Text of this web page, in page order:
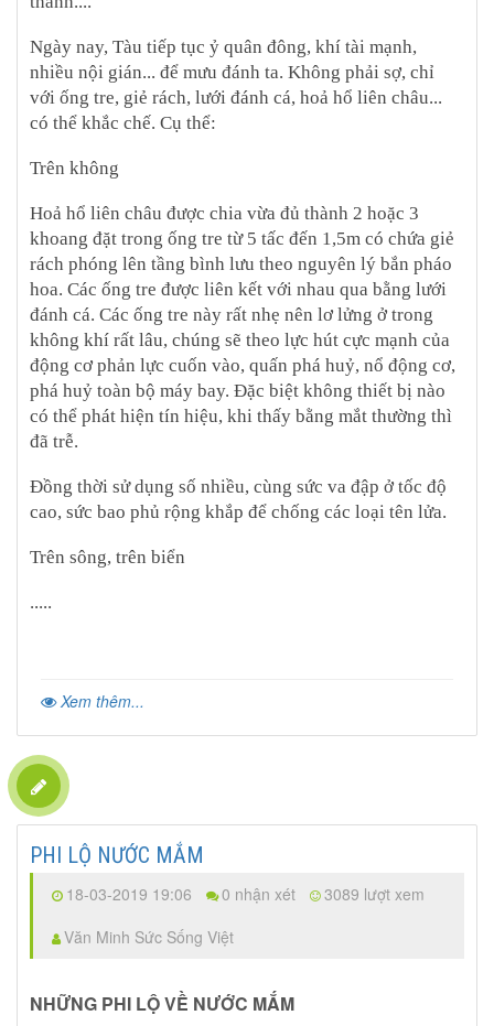
Ngày nay, Tàu tiếp tục ỷ quân đông, khí tài mạnh,
nhiều nội gián... để mưu đánh ta. Không phải sợ, chỉ
với ống tre, giẻ rách, lưới đánh cá, hoả hổ liên châu...
có thể khắc chế. Cụ thể:
Trên không
Hoả hổ liên châu được chia vừa đủ thành 2 hoặc 3
khoang đặt trong ống tre từ 5 tấc đến 1,5m có chứa giẻ
rách phóng lên tầng bình lưu theo nguyên lý bắn pháo
hoa. Các ống tre được liên kết với nhau qua bằng lưới
đánh cá. Các ống tre này rất nhẹ nên lơ lửng ở trong
không khí rất lâu, chúng sẽ theo lực hút cực mạnh của
động cơ phản lực cuốn vào, quấn phá huỷ, nổ động cơ,
phá huỷ toàn bộ máy bay. Đặc biệt không thiết bị nào
có thể phát hiện tín hiệu, khi thấy bằng mắt thường thì
đã trễ.
Đồng thời sử dụng số nhiều, cùng sức va đập ở tốc độ
cao, sức bao phủ rộng khắp để chống các loại tên lửa.
Trên sông, trên biển
.....
Xem thêm...
PHI LỘ NƯỚC MẮM
18-03-2019 19:06 0 nhận xét
3089 lượt xem
Văn Minh Sức Sống Việt
NHỮNG PHI LỘ VỀ NƯỚC MẮM